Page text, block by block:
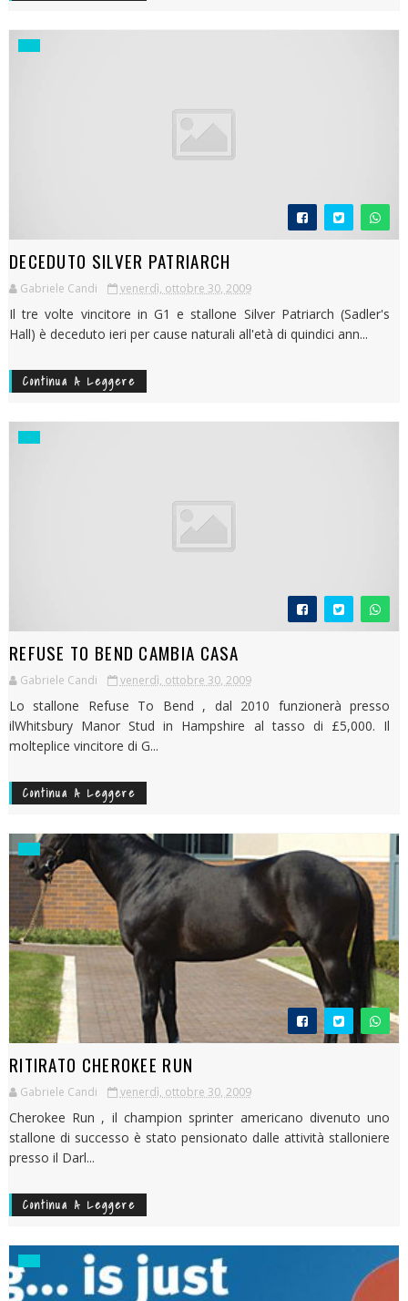
DECEDUTO SILVER PATRIARCH
Gabriele Candi venerdì, ottobre 30, 2009
Il tre volte vincitore in G1 e stallone Silver Patriarch (Sadler's
Hall) è deceduto ieri per cause naturali all'età di quindici ann...
Continua A Leggere
REFUSE TO BEND CAMBIA CASA
Gabriele Candi venerdì, ottobre 30, 2009
Lo stallone Refuse To Bend , dal 2010 funzionerà presso
ilWhitsbury Manor Stud in Hampshire al tasso di £5,000. Il
molteplice vincitore di G...
Continua A Leggere
RITIRATO CHEROKEE RUN
Gabriele Candi venerdì, ottobre 30, 2009
Cherokee Run , il champion sprinter americano divenuto uno
stallone di successo è stato pensionato dalle attività stalloniere
presso il Darl...
Continua A Leggere